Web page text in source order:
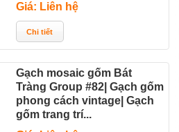
Giá: Liên hệ
Gạch mosaic gốm Bát
Tràng Group #82| Gạch gốm
phong cách vintage| Gạch
gốm trang trí...